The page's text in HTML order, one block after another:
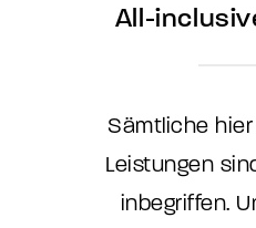
All-
Sämtliche
Leistungen
inbegriffen.